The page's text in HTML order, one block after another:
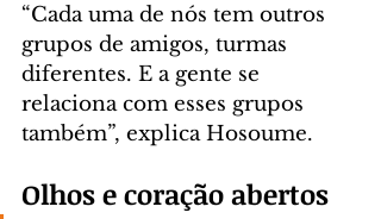
“Cada uma de nós tem outros
grupos de amigos, turmas
diferentes. E a gente se
relaciona com esses grupos
também”, explica Hosoume.
Olhos e coração abertos